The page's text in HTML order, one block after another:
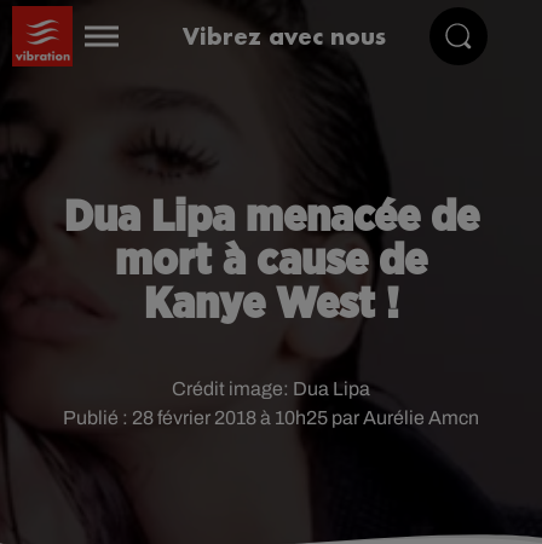
Vibrez avec nous
Dua Lipa menacée de
mort à cause de
Kanye West !
Publié : 28 février 2018 à 10h25 par Aurélie Amcn
Crédit image: Dua Lipa